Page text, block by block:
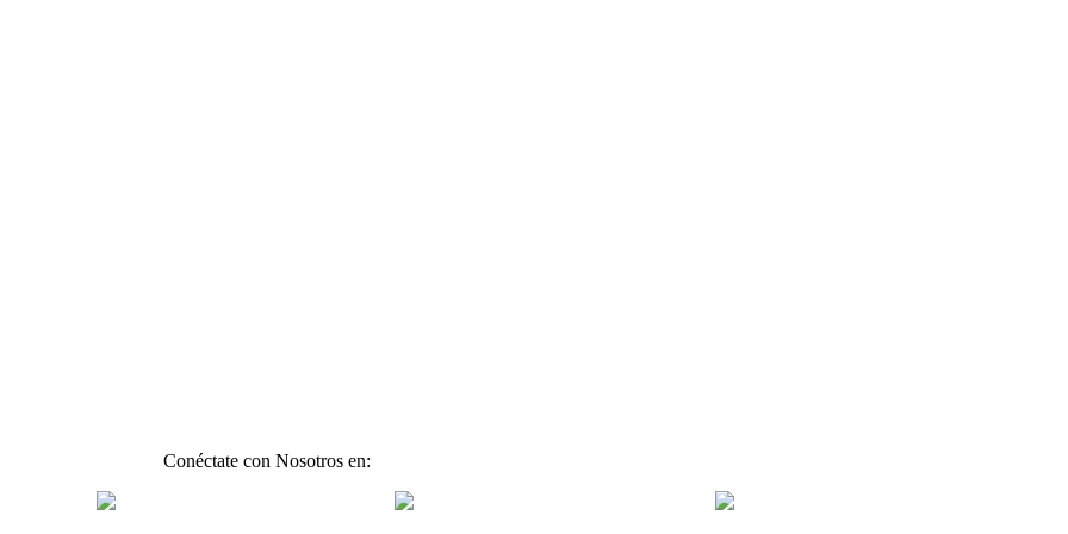
Conéctate con Nosotros en: